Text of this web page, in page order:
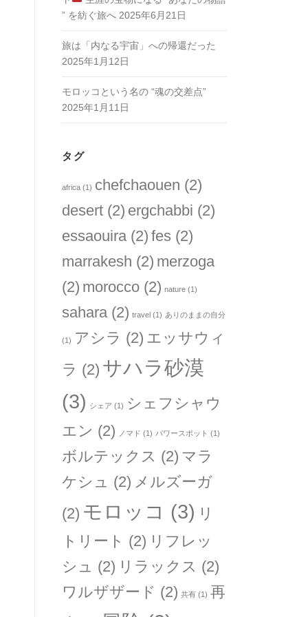
” を紡ぐ旅へ 2025年6月21日
旅は「内なる宇宙」への帰還だった
2025年1月12日
モロッコという名の “魂の交差点”
2025年1月11日
タグ
africa (1) chefchaouen (2)
desert (2) ergchabbi (2)
essaouira(2) fes (2)
marrakesh (2) merzoga
(2) morocco (2) nature (1)
sahara(2) travel (1) ありのままの自分
(1) アシラ (2) エッサウィ
ラ (2) サハラ砂漠
(3) シェア (1) シェフシャウ
エン (2) ノマド (1) パワースポット (1)
ボルテックス (2) マラ
ケシュ (2) メルズーガ
(2) モロッコ (3) リ
トリート (2) リフレッ
シュ (2) リラックス (2)
ワルザザード (2) 共有 (1) 再